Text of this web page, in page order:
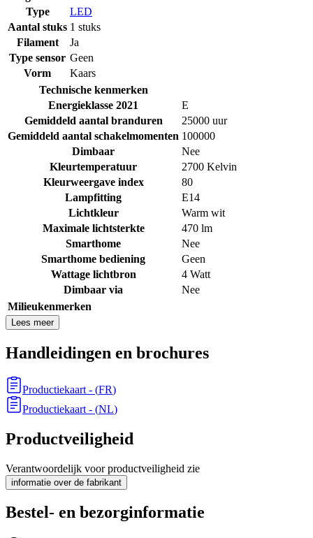
Type
LED
Aantal stuks 1 stuks
Filament
Ja
Type sensor Geen
Vorm
Kaars
Technische kenmerken
Energieklasse 2021
E
Gemiddeld aantal branduren
25000 uur
Gemiddeld aantal schakelmomenten 100000
Dimbaar
Nee
Kleurtemperatuur
2700 Kelvin
Kleurweergave index
80
Lampfitting
E14
Lichtkleur
Warm wit
Maximale lichtsterkte
470 lm
Smarthome
Nee
Smarthome bediening
Geen
Wattage lichtbron
4 Watt
Dimbaar via
Nee
Milieukenmerken
Lees meer
Handleidingen en brochures
Productiekaart - (FR)
Productiekaart - (NL)
Productveiligheid
Verantwoordelijk voor productveiligheid zie
informatie over de fabrikant
Bestel- en bezorginformatie